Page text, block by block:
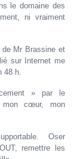
le domaine des
ni vraiment
de Mr Brassine et
sur Internet me
48 h.
» par le
mon cœur, mon
Oser
remettre les